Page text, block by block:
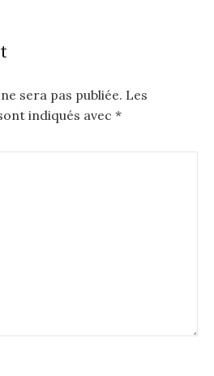
sera pas publiée. Les
indiqués avec *